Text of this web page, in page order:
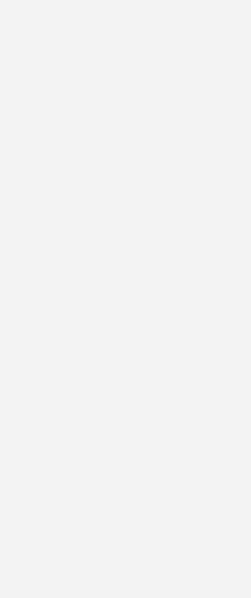
kombiniert Deceuninck-
von Stemeseder ein und kombiniert es
Infinity 76 von Deceuninck. Das
Sonnenschutz, Insektenschutz,
zu einer